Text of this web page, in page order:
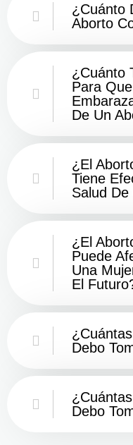
¿Cuánto
Aborto
¿Cuánto
Para
De Un
¿El
Tiene
Salud
¿El
Puede
Una
El
Debo
Debo